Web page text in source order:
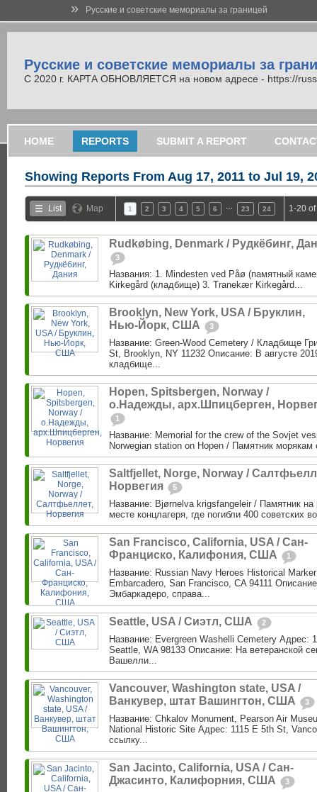
» Русские и советские мемориалы за границей
Русские и советские мемориалы за
С 2020 г. КАРТА ОБНОВЛЯЕТСЯ на новом адресе - https://
HOME REPORTS SUBMIT A REPORT
Showing Reports From Aug 17, 2011 to Jul 19,
List Map 1 2 3 4 5 6 23 24 1-20
Rudkøbing, Denmark / Рудкёбинг,
3
Названия: 1. Mindesten ved Påø (памятный
Kirkegård (кладбище) 3. Tranekær Kirkegård...
Brooklyn, New York, USA / Бруклин,
Нью-Йорк, США
3
Название: Green-Wood Cemetery / Кладбище
St, Brooklyn, NY 11232 Описание: В августе
кладбище...
Hopen, Spitsbergen, Norway /
о.Надежды, арх.Шпицберген,
1
Название: Memorial for the crew of the Sovjet
Norwegian station on Hopen / Памятник морякам
Saltfjellet, Norge, Norway /
Норвегия
5
Название: Bjørnelva krigsfangeleir / Памятник на
месте концлагеря, где погибли 400 советских
San Francisco, California, USA / Сан-
Франциско, Калифония, США
1
Название: Russian Navy Heroes Historical
Embarcadero, San Francisco, CA 94111
Эмбаркадеро, справа...
Seattle, USA / Сиэтл, США 2
Название: Evergreen Washelli Cemetery Адрес:
Seattle, WA 98133 Описание: На ветеранской
Вашелли...
Vancouver, Washington state, USA /
Ванкувер, штат Вашингтон, США
3
Название: Chkalov Monument, Pearson Air
National Historic Site Адрес: 1115 E 5th St,
ссылку...
San Jacinto, California, USA / Сан-
Джасинто, Калифорния, США
3